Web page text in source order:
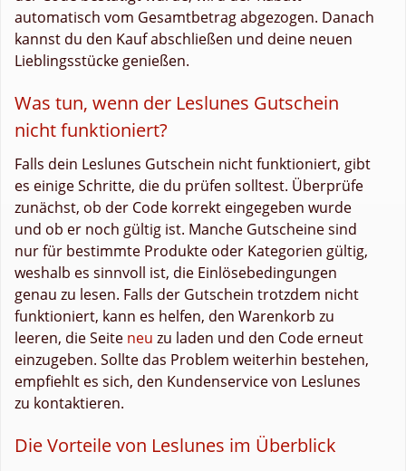
automatisch vom Gesamtbetrag abgezogen. Danach
kannst du den Kauf abschließen und deine neuen
Lieblingsstücke genießen.
Was tun, wenn der Leslunes Gutschein
nicht funktioniert?
Falls dein Leslunes Gutschein nicht funktioniert, gibt
es einige Schritte, die du prüfen solltest. Überprüfe
zunächst, ob der Code korrekt eingegeben wurde
und ob er noch gültig ist. Manche Gutscheine sind
nur für bestimmte Produkte oder Kategorien gültig,
weshalb es sinnvoll ist, die Einlösebedingungen
genau zu lesen. Falls der Gutschein trotzdem nicht
funktioniert, kann es helfen, den Warenkorb zu
leeren, die Seite neu zu laden und den Code erneut
einzugeben. Sollte das Problem weiterhin bestehen,
empfiehlt es sich, den Kundenservice von Leslunes
zu kontaktieren.
Die Vorteile von Leslunes im Überblick